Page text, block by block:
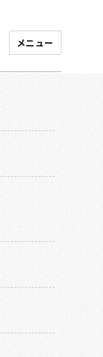
メニュー